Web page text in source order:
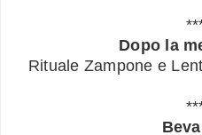
Dopo la
Rituale Zampone e